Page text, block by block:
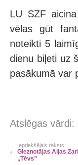
LU SZF
vēlas gūt
noteikti 5
dienu biļeti uz
pasākumā var
Atslēgas vārdi:
Iepriekšējais raksts
Gleznotājas Aijas
„Tēvs”